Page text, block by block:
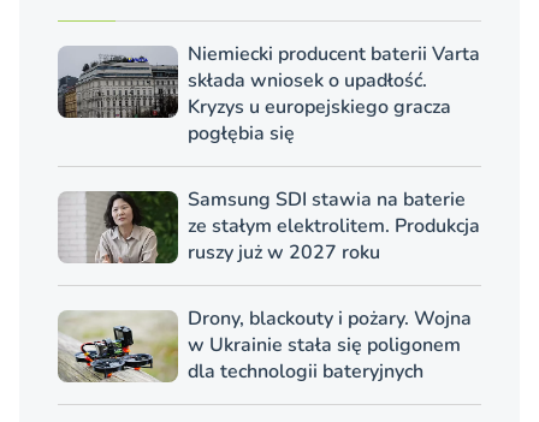
Niemiecki producent baterii Varta
składa wniosek o upadłość.
Kryzys u europejskiego gracza
pogłębia się
Samsung SDI stawia na baterie
ze stałym elektrolitem. Produkcja
ruszy już w 2027 roku
Drony, blackouty i pożary. Wojna
w Ukrainie stała się poligonem
dla technologii bateryjnych